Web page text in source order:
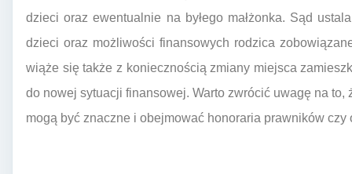
dzieci oraz ewentualnie na byłego małżonka. Sąd
dzieci oraz możliwości finansowych rodzica
wiąże się także z koniecznością zmiany miejsca
do nowej sytuacji finansowej. Warto zwrócić uwagę na
mogą być znaczne i obejmować honoraria prawników czy